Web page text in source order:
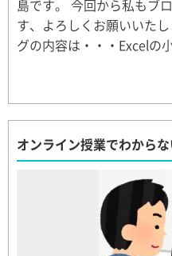
島です。 今回から私もブ
す、よろしくお願いいた
グの内容は・・・Excelの
オンライン授業でわから